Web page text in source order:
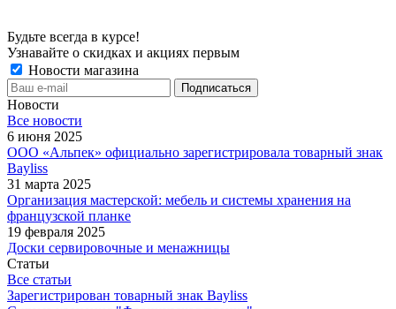
Будьте всегда в курсе!
Узнавайте о скидках и акциях первым
Новости магазина
Новости
Все новости
6 июня 2025
ООО «Альпек» официально зарегистрировала товарный знак
Bayliss
31 марта 2025
Организация мастерской: мебель и системы хранения на
французской планке
19 февраля 2025
Доски сервировочные и менажницы
Статьи
Все статьи
Зарегистрирован товарный знак Bayliss